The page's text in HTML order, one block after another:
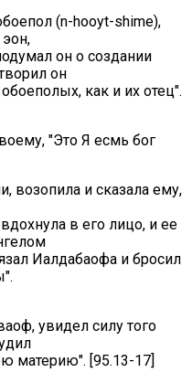
(n-hooyt-shime),
он о создании
он
как и их отец".
"Это Я есмь бог
возопила и сказала ему,
в его лицо, и ее
Иалдабаофа и бросил
увидел силу того
материю". [95.13-17]